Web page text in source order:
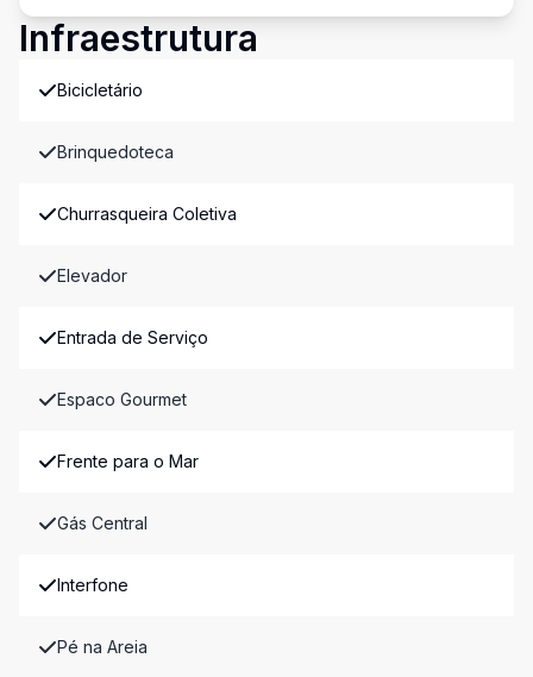
Infraestrutura
Bicicletário
Brinquedoteca
Churrasqueira Coletiva
Elevador
Entrada de Serviço
Espaco Gourmet
Frente para o Mar
Gás Central
Interfone
Pé na Areia